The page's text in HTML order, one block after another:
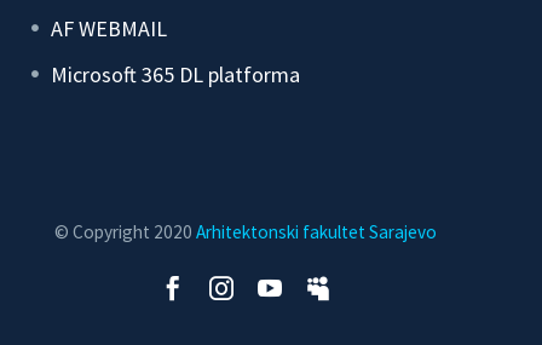
AF WEBMAIL
Microsoft 365 DL platforma
© Copyright 2020 Arhitektonski fakultet Sarajevo